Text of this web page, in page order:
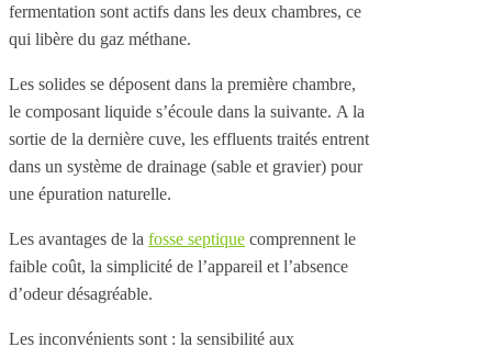
fermentation sont actifs dans les deux chambres, ce
qui libère du gaz méthane.
Les solides se déposent dans la première chambre,
le composant liquide s’écoule dans la suivante. A la
sortie de la dernière cuve, les effluents traités entrent
dans un système de drainage (sable et gravier) pour
une épuration naturelle.
Les avantages de la fosse septique comprennent le
faible coût, la simplicité de l’appareil et l’absence
d’odeur désagréable.
Les inconvénients sont : la sensibilité aux